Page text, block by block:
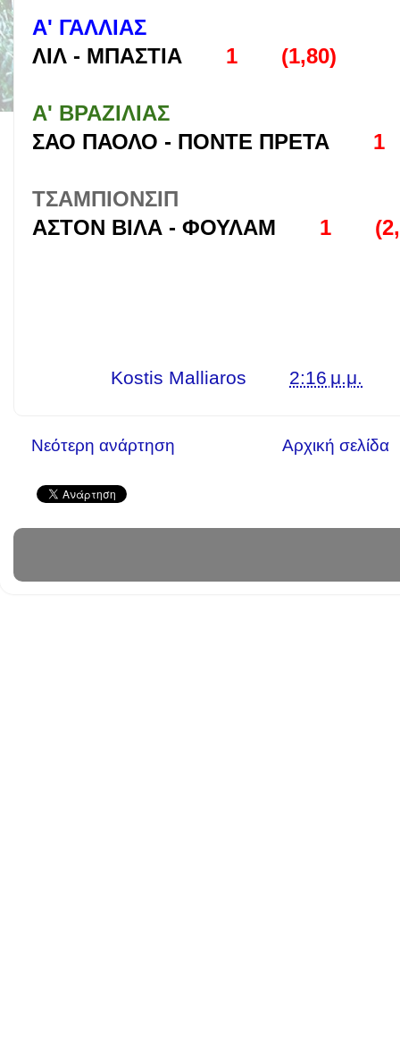
Α' ΓΑΛΛΙΑΣ
ΛΙΛ - ΜΠΑΣΤΙΑ 1 (1,80)
Α' ΒΡΑΖΙΛΙΑΣ
ΣΑΟ ΠΑΟΛΟ - ΠΟΝΤΕ ΠΡΕΤΑ 1
ΤΣΑΜΠΙΟΝΣΙΠ
ΑΣΤΟΝ ΒΙΛΑ - ΦΟΥΛΑΜ 1
Kostis Malliaros 2:16 μ.μ.
Νεότερη ανάρτηση Αρχική σελίδα